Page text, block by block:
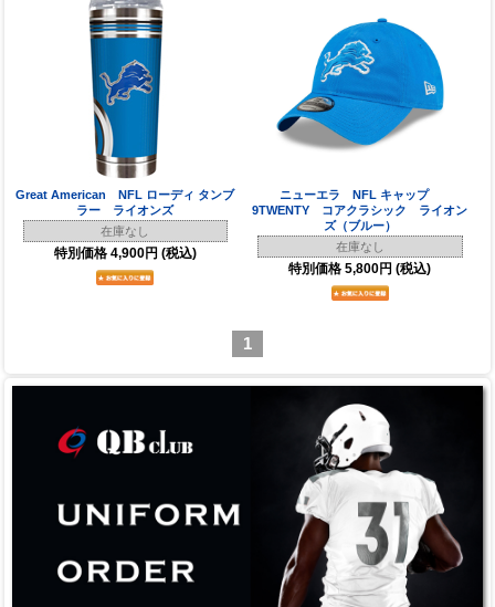
Great American NFL ローディ タンブ
ラー ライオンズ
在庫なし
特別価格 4,900円 (税込)
ニューエラ NFL キャップ
9TWENTY コアクラシック ライオン
ズ（ブルー）
在庫なし
特別価格 5,800円 (税込)
1